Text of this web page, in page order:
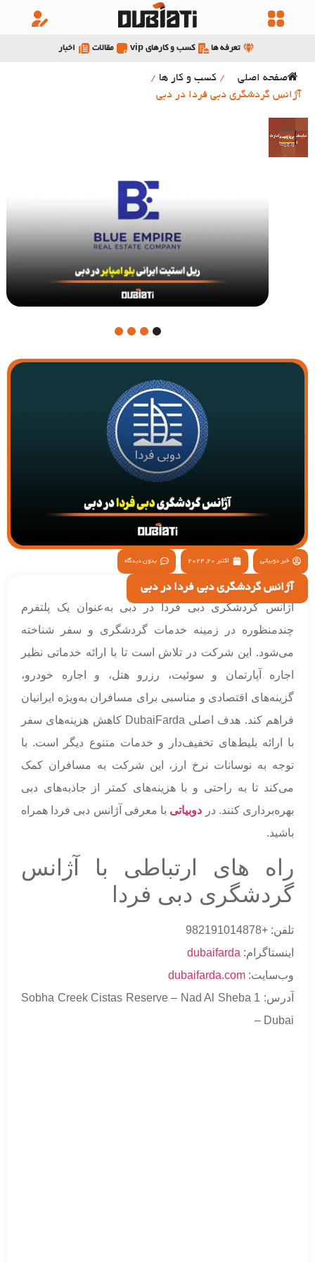
تعرفه ها کسب و کارهای vip مقالات اخبار
صفحه اصلی / کسب و کار ها /
آژانس گردشگری دبی فردا در دبی
خبر دوبیاتی اکتبر 20, 2024 بدون دیدگاه
آژانس گردشگری دبی فردا در دبی
آژانس گردشگری دبی فردا در دبی به‌عنوان یک پلتفرم
چندمنظوره در زمینه خدمات گردشگری و سفر شناخته
می‌شود. این شرکت در تلاش است تا با ارائه خدماتی نظیر
اجاره آپارتمان و سوئیت، رزرو هتل، و اجاره خودرو،
گزینه‌های اقتصادی و مناسبی برای مسافران به‌ویژه ایرانیان
فراهم کند. هدف اصلی DubaiFarda کاهش هزینه‌های سفر
با ارائه بلیط‌های تخفیف‌دار و خدمات متنوع دیگر است. با
توجه به نوسانات نرخ ارز، این شرکت به مسافران کمک
می‌کند تا به راحتی و با هزینه‌های کمتر از جاذبه‌های دبی
بهره‌برداری کنند. در دوبیاتی با معرفی آژانس دبی فردا همراه
باشید.
راه های ارتباطی با آژانس
گردشگری دبی فردا
تلفن: +982191014878
اینستاگرام: dubaifarda
وب‌سایت: dubaifarda.com
آدرس: Sobha Creek Cistas Reserve – Nad Al Sheba 1
– Dubai
1